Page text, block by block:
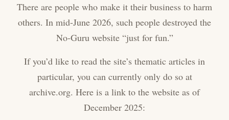
There are people who make it their business to harm
others. In mid-June 2026, such people destroyed the
No-Guru website “just for fun.”
If you’d like to read the site’s thematic articles in
particular, you can currently only do so at
archive.org. Here is a link to the website as of
December 2025: